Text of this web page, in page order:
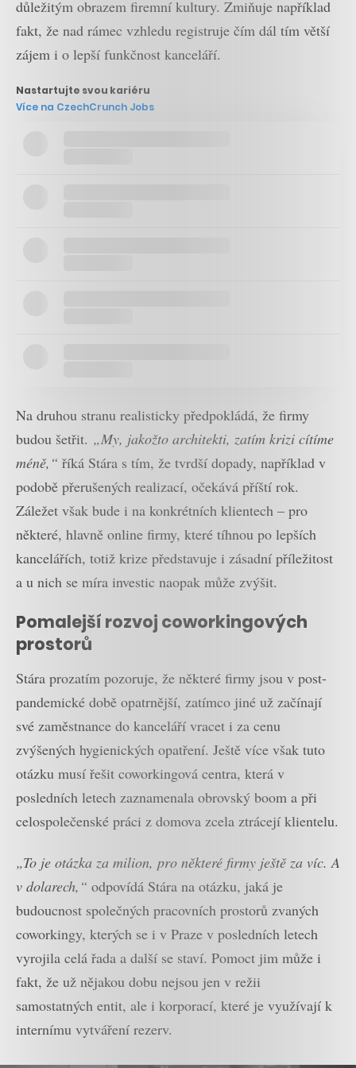
důležitým obrazem firemní kultury. Zmiňuje například
fakt, že nad rámec vzhledu registruje čím dál tím větší
zájem i o lepší funkčnost kanceláří.
Nastartujte svou kariéru
Více na CzechCrunch Jobs
Na druhou stranu realisticky předpokládá, že firmy
budou šetřit. „My, jakožto architekti, zatím krizi cítíme
méně,“ říká Stára s tím, že tvrdší dopady, například v
podobě přerušených realizací, očekává příští rok.
Záležet však bude i na konkrétních klientech – pro
některé, hlavně online firmy, které tíhnou po lepších
kancelářích, totiž krize představuje i zásadní příležitost
a u nich se míra investic naopak může zvýšit.
Pomalejší rozvoj coworkingových
prostorů
Stára prozatím pozoruje, že některé firmy jsou v post-
pandemické době opatrnější, zatímco jiné už začínají
své zaměstnance do kanceláří vracet i za cenu
zvýšených hygienických opatření. Ještě více však tuto
otázku musí řešit coworkingová centra, která v
posledních letech zaznamenala obrovský boom a při
celospolečenské práci z domova zcela ztrácejí klientelu.
„To je otázka za milion, pro některé firmy ještě za víc. A
v dolarech,“ odpovídá Stára na otázku, jaká je
budoucnost společných pracovních prostorů zvaných
coworkingy, kterých se i v Praze v posledních letech
vyrojila celá řada a další se staví. Pomoct jim může i
fakt, že už nějakou dobu nejsou jen v režii
samostatných entit, ale i korporací, které je využívají k
internímu vytváření rezerv.